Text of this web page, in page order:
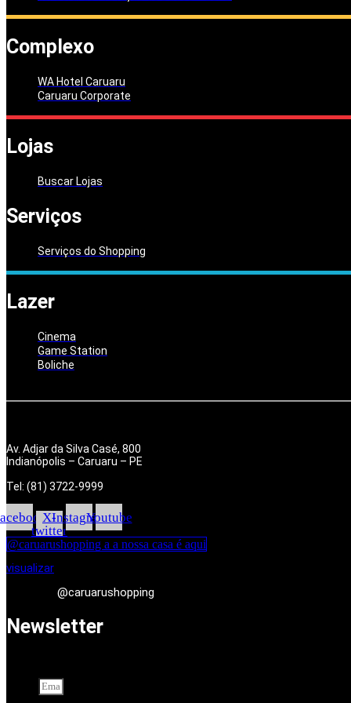
Complexo
WA Hotel Caruaru
Caruaru Corporate
Lojas
Buscar Lojas
Serviços
Serviços do Shopping
Lazer
Cinema
Game Station
Boliche
Av. Adjar da Silva Casé, 800
Indianópolis – Caruaru – PE
Tel: (81) 3722-9999
X-
twitter
InstagramYoutube
@caruarushopping a a nossa casa é aqui
visualizar
@caruarushopping
Newsletter